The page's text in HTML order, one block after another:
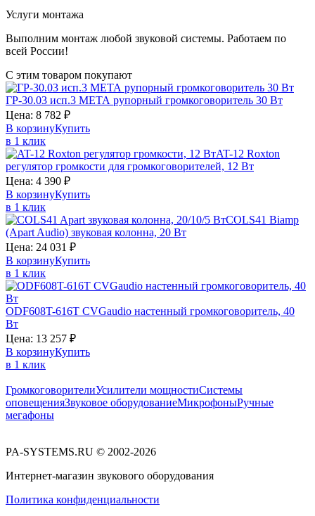
Услуги монтажа
Выполним монтаж любой звуковой системы. Работаем по
всей России!
С этим товаром покупают
ГР-30.03 исп.3 МЕТА рупорный громкоговоритель 30 Вт
Цена: 8 782 ₽
В корзинуКупить
в 1 клик
AT-12 Roxton
регулятор громкости для громкоговорителей, 12 Вт
Цена: 4 390 ₽
В корзинуКупить
в 1 клик
COLS41 Biamp
(Apart Audio) звуковая колонна, 20 Вт
Цена: 24 031 ₽
В корзинуКупить
в 1 клик
ODF608T-616T CVGaudio настенный громкоговоритель, 40
Вт
Цена: 13 257 ₽
В корзинуКупить
в 1 клик
ГромкоговорителиУсилители мощностиСистемы
оповещенияЗвуковое оборудованиеМикрофоныРучные
мегафоны
PA-SYSTEMS.RU © 2002-2026
Интернет-магазин звукового оборудования
Политика конфиденциальности